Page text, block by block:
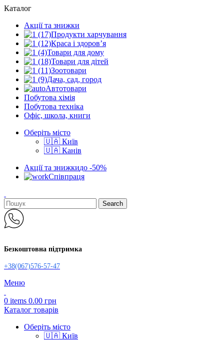
Каталог
Акції та знижки
Продукти харчування
Краса і здоров’я
Товари для дому
Товари для дітей
Зоотовари
Дача, сад, город
Автотовари
Побутова хімія
Побутова техніка
Офіс, школа, книги
Оберіть місто
🇺🇦 Київ
🇺🇦 Канів
Акції та знижкидо -50%
Співпраця
Search
Безкоштовна підтримка
+38(067)576-57-47
Меню
0 items 0.00 грн
Каталог товарів
Оберіть місто
🇺🇦 Київ